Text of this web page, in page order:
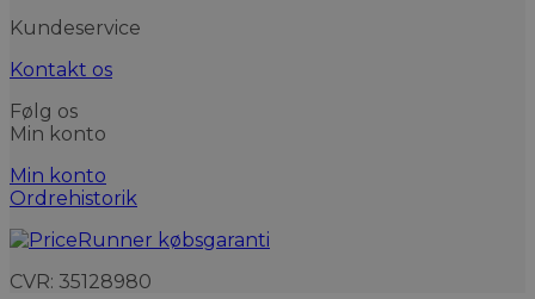
Kundeservice
Kontakt os
Følg os
Min konto
Min konto
Ordrehistorik
CVR: 35128980